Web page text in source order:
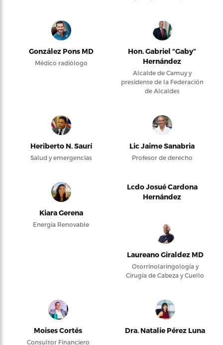
González Pons MD
Médico radiólogo
Hon. Gabriel “Gaby”
Hernández
Alcalde de Camuy y
presidente de la Federación
de Alcaldes
Heriberto N. Saurí
Salud y emergencias
Lic Jaime Sanabria
Profesor de derecho
Kiara Gerena
Energía Renovable
Lcdo Josué Cardona
Hernández
Laureano Giraldez MD
Otorrinolaringología y
Cirugía de Cabeza y Cuello
Moises Cortés
Consultor Financiero
Dra. Natalie Pérez Luna